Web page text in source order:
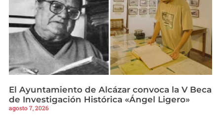
El Ayuntamiento de Alcázar convoca la V Beca
de Investigación Histórica «Ángel Ligero»
agosto 7, 2026